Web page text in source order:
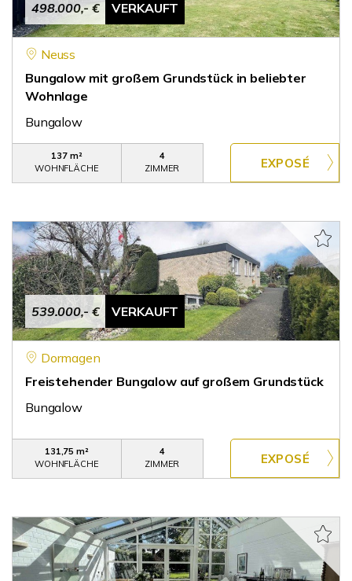
498.000,- € VERKAUFT
Neuss
Bungalow mit großem Grundstück in beliebter
Wohnlage
Bungalow
137 m²
WOHNFLÄCHE
4
ZIMMER
539.000,- € VERKAUFT
Dormagen
Freistehender Bungalow auf großem Grundstück
Bungalow
131,75 m²
WOHNFLÄCHE
4
ZIMMER